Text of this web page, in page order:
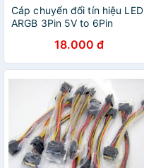
Cáp chuyển đổi tín hiệu LED
ARGB 3Pin 5V to 6Pin
18.000 đ